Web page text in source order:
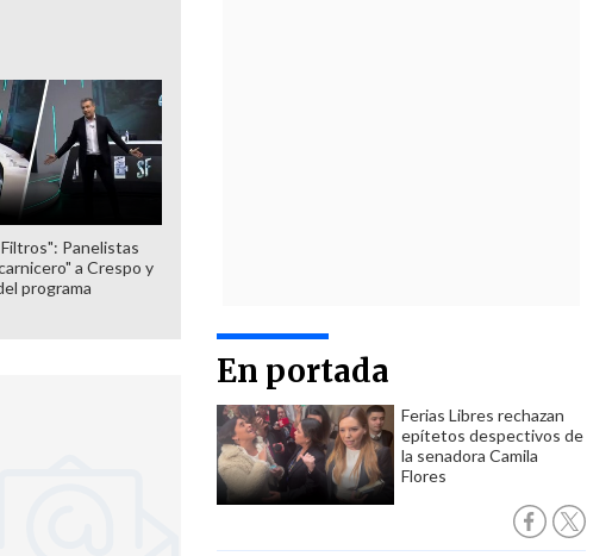
En portada
Ferias Libres rechazan
epítetos despectivos de
la senadora Camila
Flores
Panelistas
a Crespo y
programa